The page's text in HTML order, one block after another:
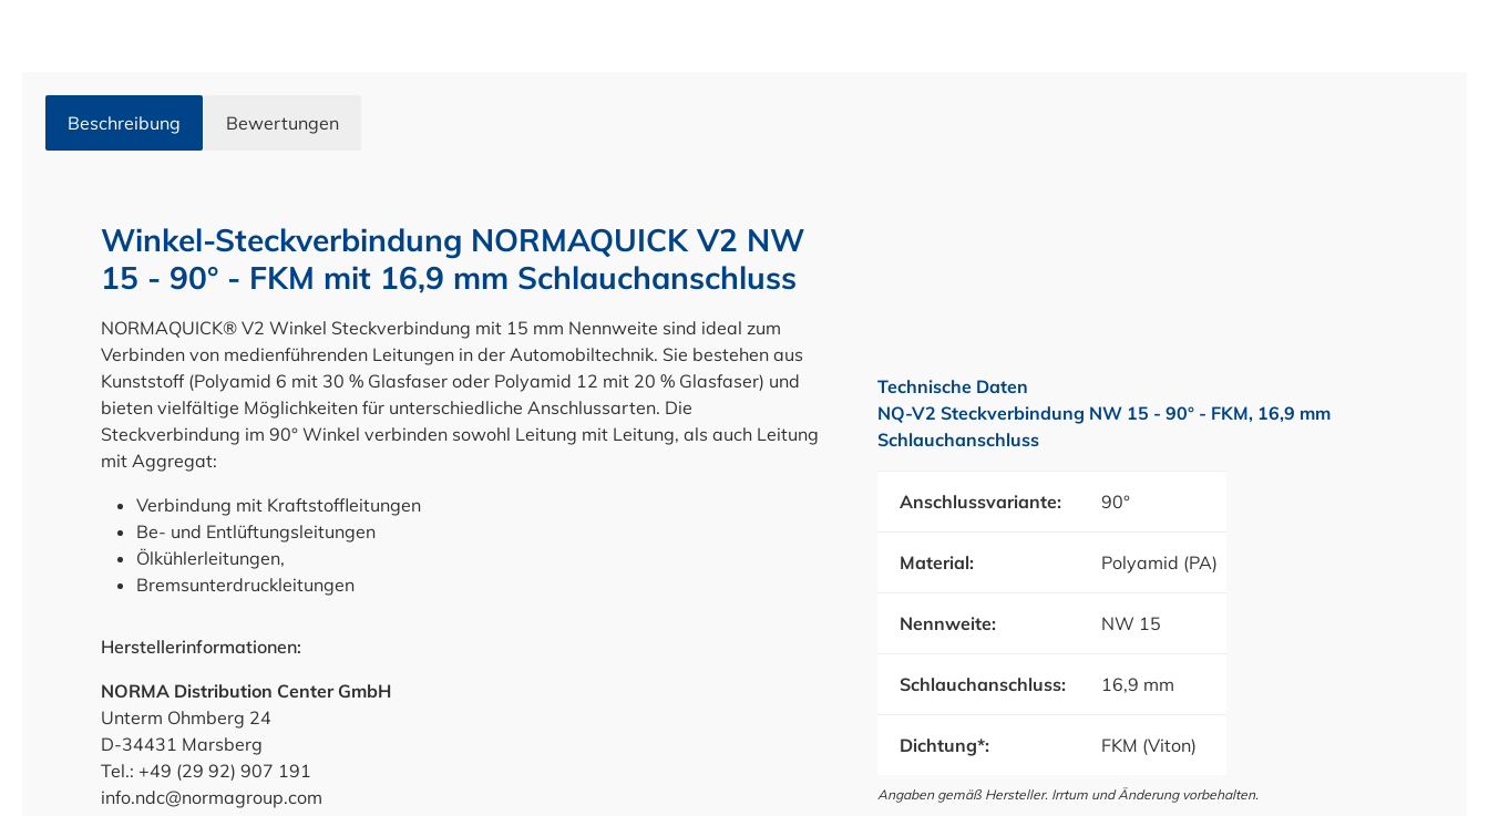
Beschreibung Bewertungen
Winkel-Steckverbindung NORMAQUICK V2 NW
15 - 90° - FKM mit 16,9 mm Schlauchanschluss
NORMAQUICK® V2 Winkel Steckverbindung mit 15 mm Nennweite sind ideal zum
Verbinden von medienführenden Leitungen in der Automobiltechnik. Sie bestehen aus
Kunststoff (Polyamid 6 mit 30 % Glasfaser oder Polyamid 12 mit 20 % Glasfaser) und
bieten vielfältige Möglichkeiten für unterschiedliche Anschlussarten. Die
Steckverbindung im 90° Winkel verbinden sowohl Leitung mit Leitung, als auch Leitung
mit Aggregat:
Verbindung mit Kraftstoffleitungen
Be- und Entlüftungsleitungen
Ölkühlerleitungen,
Bremsunterdruckleitungen
Herstellerinformationen:
NORMA Distribution Center GmbH
Unterm Ohmberg 24
D-34431 Marsberg
Tel.: +49 (29 92) 907 191
info.ndc@normagroup.com
Technische Daten
NQ-V2 Steckverbindung NW 15 - 90° - FKM, 16,9 mm
Schlauchanschluss
Anschlussvariante: 90°
Material: Polyamid (PA)
Nennweite: NW 15
Schlauchanschluss: 16,9 mm
Dichtung*: FKM (Viton)
Angaben gemäß Hersteller. Irrtum und Änderung vorbehalten.